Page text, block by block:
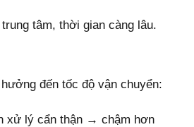
tâm, thời gian càng lâu.
đến tốc độ vận chuyển:
xử lý cẩn thận → chậm hơn